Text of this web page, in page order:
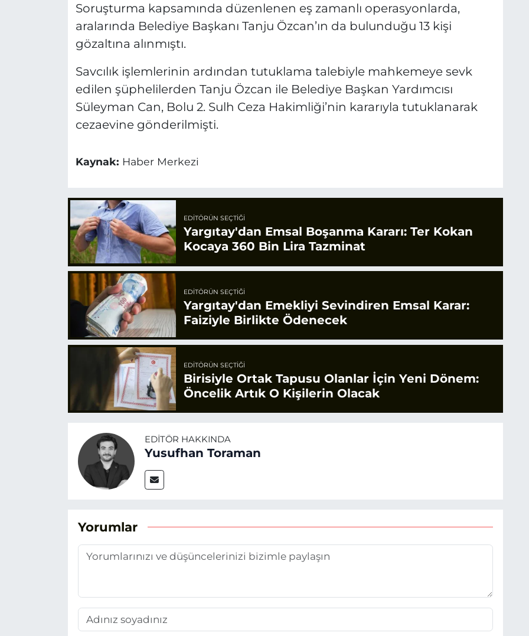
Soruşturma kapsamında düzenlenen eş zamanlı operasyonlarda,
aralarında Belediye Başkanı Tanju Özcan’ın da bulunduğu 13 kişi
gözaltına alınmıştı.
Savcılık işlemlerinin ardından tutuklama talebiyle mahkemeye sevk
edilen şüphelilerden Tanju Özcan ile Belediye Başkan Yardımcısı
Süleyman Can, Bolu 2. Sulh Ceza Hakimliği’nin kararıyla tutuklanarak
cezaevine gönderilmişti.
Kaynak: Haber Merkezi
EDITÖRÜN SEÇTIĞI
Yargıtay'dan Emsal Boşanma Kararı: Ter Kokan
Kocaya 360 Bin Lira Tazminat
EDITÖRÜN SEÇTIĞI
Yargıtay'dan Emekliyi Sevindiren Emsal Karar:
Faiziyle Birlikte Ödenecek
EDITÖRÜN SEÇTIĞI
Birisiyle Ortak Tapusu Olanlar İçin Yeni Dönem:
Öncelik Artık O Kişilerin Olacak
EDITÖR HAKKINDA
Yusufhan Toraman
Yorumlar